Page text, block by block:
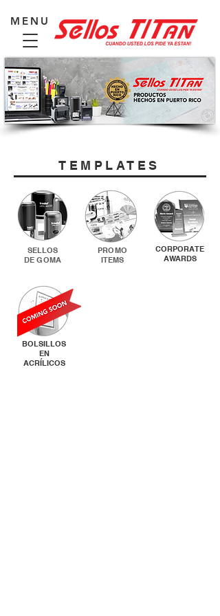
MENU
TEMPLATES
SELLOS
DE GOMA
PROMO
ITEMS
CORPORATE
AWARDS
BOLSILLOS
EN
ACRÍLICOS